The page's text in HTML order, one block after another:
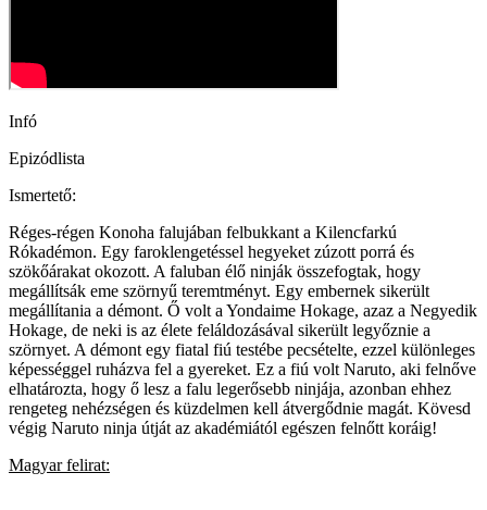
Infó
Epizódlista
Ismertető:
Réges-régen Konoha falujában felbukkant a Kilencfarkú
Rókadémon. Egy faroklengetéssel hegyeket zúzott porrá és
szökőárakat okozott. A faluban élő ninják összefogtak, hogy
megállítsák eme szörnyű teremtményt. Egy embernek sikerült
megállítania a démont. Ő volt a Yondaime Hokage, azaz a Negyedik
Hokage, de neki is az élete feláldozásával sikerült legyőznie a
szörnyet. A démont egy fiatal fiú testébe pecsételte, ezzel különleges
képességgel ruházva fel a gyereket. Ez a fiú volt Naruto, aki felnőve
elhatározta, hogy ő lesz a falu legerősebb ninjája, azonban ehhez
rengeteg nehézségen és küzdelmen kell átvergődnie magát. Kövesd
végig Naruto ninja útját az akadémiától egészen felnőtt koráig!
Magyar felirat: